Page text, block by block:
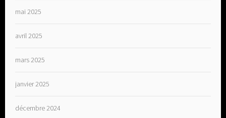
mai 2025
avril 2025
mars 2025
janvier 2025
décembre 2024